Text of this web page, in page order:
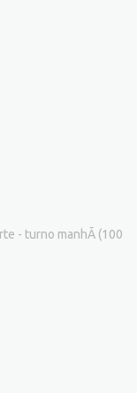
- turno manhÃ (100